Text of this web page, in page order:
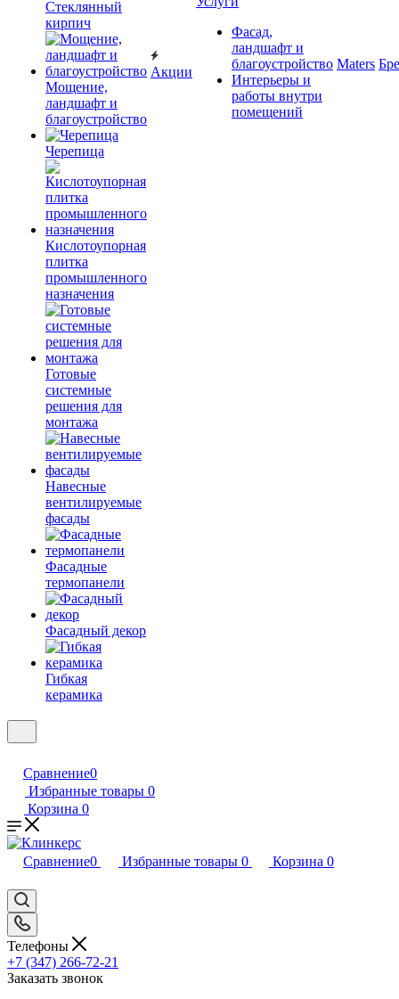
Cтеклянный
кирпич
Мощение,
ландшафт и
благоустройство
Черепица
Кислотоупорная
плитка
промышленного
назначения
Готовые
системные
решения для
монтажа
Навесные
вентилируемые
фасады
Фасадные
термопанели
Фасадный декор
Гибкая
керамика
Акции
Фасад,
ландшафт и
благоустройство
Интерьеры и
работы внутри
помещений
Maters
Сравнение0
Избранные товары 0
Корзина 0
Сравнение0 Избранные товары 0 Корзина 0
Телефоны
+7 (347) 266-72-21
Заказать звонок